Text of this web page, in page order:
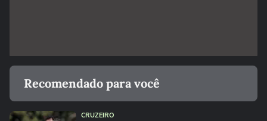
Recomendado para você
CRUZEIRO